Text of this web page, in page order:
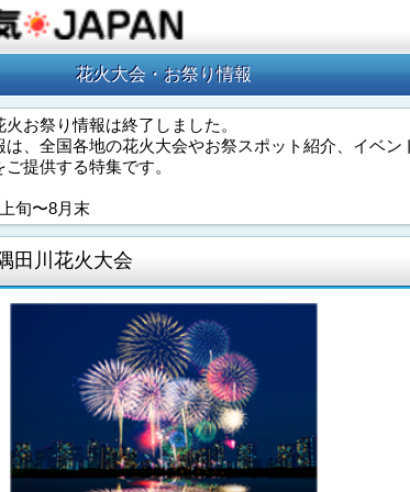
花火大会・お祭り情報
お祭り情報は終了しました。
は、全国各地の花火大会やお祭スポット紹介、イベン
提供する特集です。
旬〜8月末
田川花火大会